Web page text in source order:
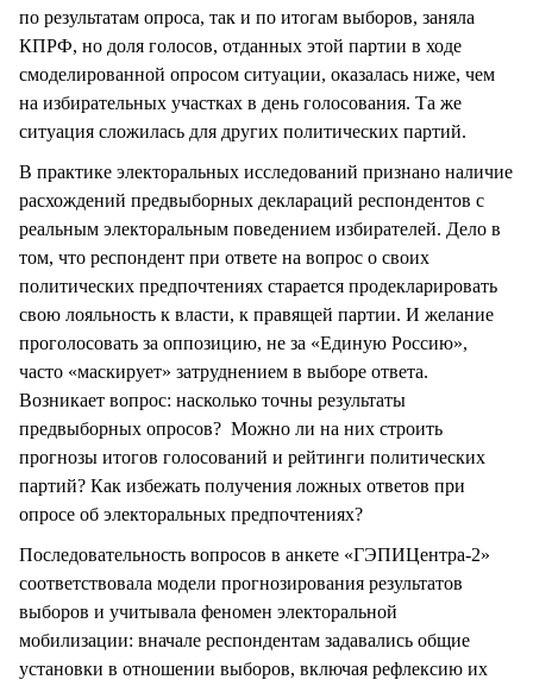
по результатам опроса, так и по итогам выборов, заняла
КПРФ, но доля голосов, отданных этой партии в ходе
смоделированной опросом ситуации, оказалась ниже, чем
на избирательных участках в день голосования. Та же
ситуация сложилась для других политических партий.
В практике электоральных исследований признано наличие
расхождений предвыборных деклараций респондентов с
реальным электоральным поведением избирателей. Дело в
том, что респондент при ответе на вопрос о своих
политических предпочтениях старается продекларировать
свою лояльность к власти, к правящей партии. И желание
проголосовать за оппозицию, не за «Единую Россию»,
часто «маскирует» затруднением в выборе ответа.
Возникает вопрос: насколько точны результаты
предвыборных опросов? Можно ли на них строить
прогнозы итогов голосований и рейтинги политических
партий? Как избежать получения ложных ответов при
опросе об электоральных предпочтениях?
Последовательность вопросов в анкете «ГЭПИЦентра-2»
соответствовала модели прогнозирования результатов
выборов и учитывала феномен электоральной
мобилизации: вначале респондентам задавались общие
установки в отношении выборов, включая рефлексию их